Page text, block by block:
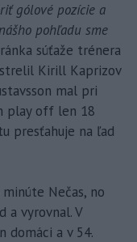
gólové pozície a
pohľadu sme
súťaže trénera
strelil Kirill Kaprizov
mal pri
play off len 18
presťahuje na ľad
Nečas, no
a vyrovnal. V
domáci a v 54.